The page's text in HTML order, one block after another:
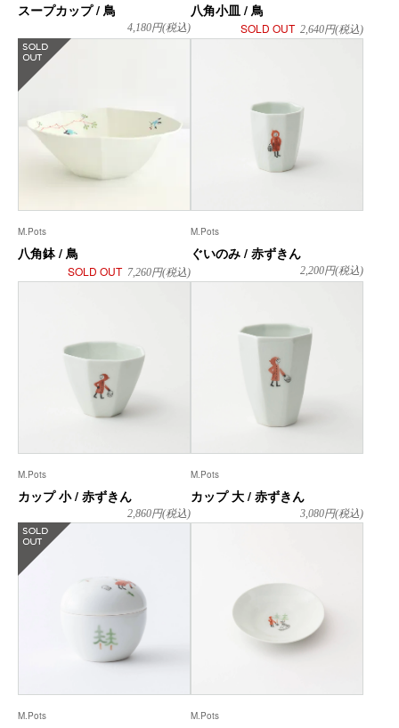
スープカップ / 鳥
4,180円(税込)
八角小皿 / 鳥
SOLD OUT 2,640円(税込)
M.Pots
八角鉢 / 鳥
SOLD OUT 7,260円(税込)
M.Pots
ぐいのみ / 赤ずきん
2,200円(税込)
M.Pots
カップ 小 / 赤ずきん
2,860円(税込)
M.Pots
カップ 大 / 赤ずきん
3,080円(税込)
M.Pots M.Pots